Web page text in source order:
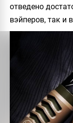
отведено
вэйперов, так и